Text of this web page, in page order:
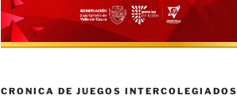
CRONICA DE JUEGOS INTERCOLEGIADOS